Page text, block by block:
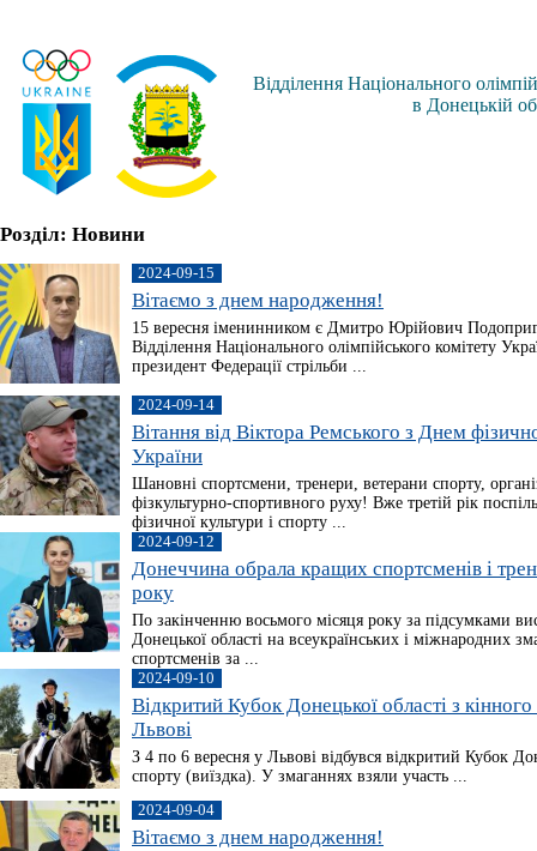
Відділення Національного
в Донецькій
Розділ: Новини
2024-09-15
Вітаємо з днем народження!
15 вересня іменинником є Дмитро Юрійович
Відділення Національного олімпійського комітету
президент Федерації стрільби ...
2024-09-14
Вітання від Віктора Ремського з Днем
України
Шановні спортсмени, тренери, ветерани спорту,
фізкультурно-спортивного руху! Вже третій рік
фізичної культури і спорту ...
2024-09-12
Донеччина обрала кращих спортсменів і
року
По закінченню восьмого місяця року за підсумками
Донецької області на всеукраїнських і міжнародних
спортсменів за ...
2024-09-10
Відкритий Кубок Донецької області з
Львові
З 4 по 6 вересня у Львові відбувся відкритий Кубок
спорту (виїздка). У змаганнях взяли участь ...
2024-09-04
Вітаємо з днем народження!